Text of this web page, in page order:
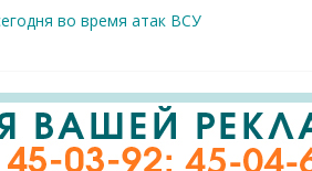
во время атак ВСУ
отделе СК подвели
можно продавать без штрафа?
приглашает окунуться в прошлое